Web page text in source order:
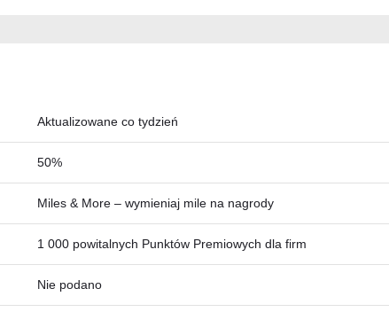
Aktualizowane co tydzień
50%
Miles & More – wymieniaj mile na nagrody
1 000 powitalnych Punktów Premiowych dla firm
Nie podano